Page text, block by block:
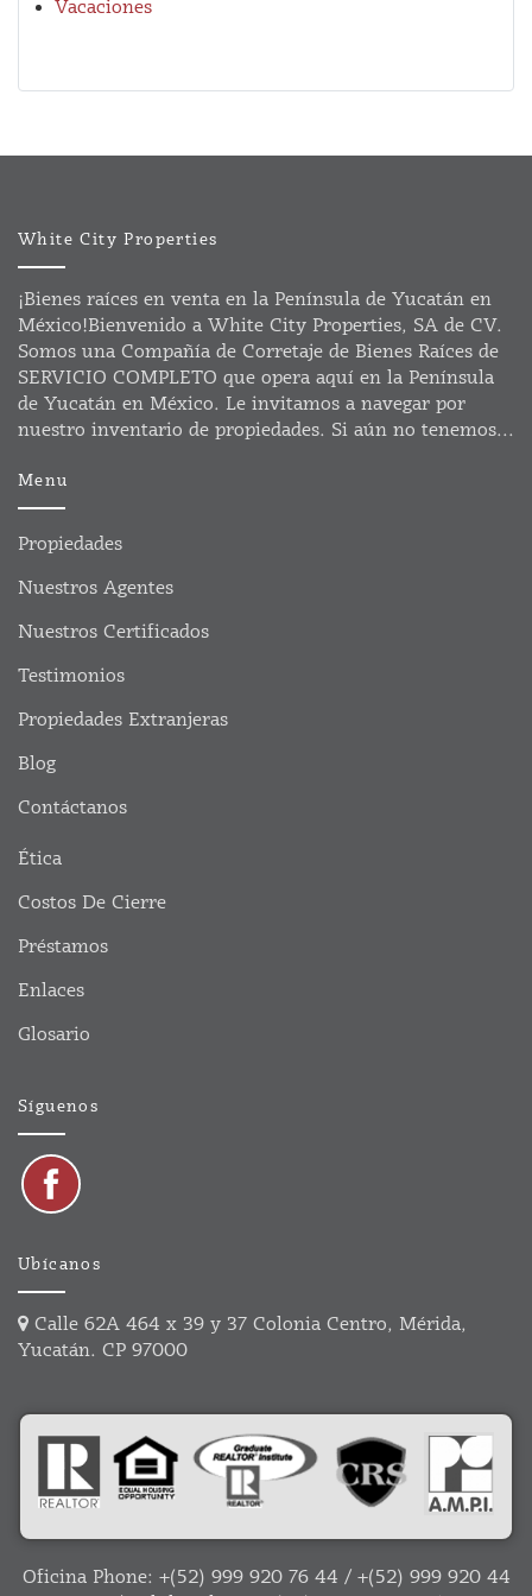
Vacaciones
White City Properties
¡Bienes raíces en venta en la Península de Yucatán en
México!Bienvenido a White City Properties, SA de CV.
Somos una Compañía de Corretaje de Bienes Raíces de
SERVICIO COMPLETO que opera aquí en la Península
de Yucatán en México. Le invitamos a navegar por
nuestro inventario de propiedades. Si aún no tenemos...
Menu
Propiedades
Nuestros Agentes
Nuestros Certificados
Testimonios
Propiedades Extranjeras
Blog
Contáctanos
Ética
Costos De Cierre
Préstamos
Enlaces
Glosario
Síguenos
Ubícanos
Calle 62A 464 x 39 y 37 Colonia Centro, Mérida,
Yucatán. CP 97000
Oficina Phone: +(52) 999 920 76 44 / +(52) 999 920 44